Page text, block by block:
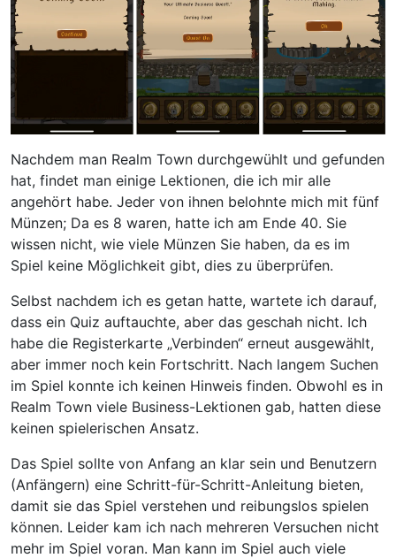
Nachdem man Realm Town durchgewühlt und gefunden
hat, findet man einige Lektionen, die ich mir alle
angehört habe. Jeder von ihnen belohnte mich mit fünf
Münzen; Da es 8 waren, hatte ich am Ende 40. Sie
wissen nicht, wie viele Münzen Sie haben, da es im
Spiel keine Möglichkeit gibt, dies zu überprüfen.
Selbst nachdem ich es getan hatte, wartete ich darauf,
dass ein Quiz auftauchte, aber das geschah nicht. Ich
habe die Registerkarte „Verbinden“ erneut ausgewählt,
aber immer noch kein Fortschritt. Nach langem Suchen
im Spiel konnte ich keinen Hinweis finden. Obwohl es in
Realm Town viele Business-Lektionen gab, hatten diese
keinen spielerischen Ansatz.
Das Spiel sollte von Anfang an klar sein und Benutzern
(Anfängern) eine Schritt-für-Schritt-Anleitung bieten,
damit sie das Spiel verstehen und reibungslos spielen
können. Leider kam ich nach mehreren Versuchen nicht
mehr im Spiel voran. Man kann im Spiel auch viele